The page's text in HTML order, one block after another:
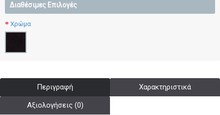
Διαθέσιμες Επιλογές
Χρώμα
Περιγραφή Χαρακτηριστικά
Αξιολογήσεις (0)